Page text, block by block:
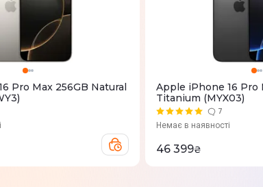
Pro Max 256GB Natural
Apple iPhone 16 Pro
Titanium (MYX03)
7
Немає в наявності
46 399₴